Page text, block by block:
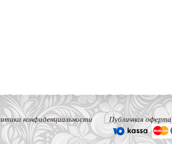
конфиденциальности Публичная оферта